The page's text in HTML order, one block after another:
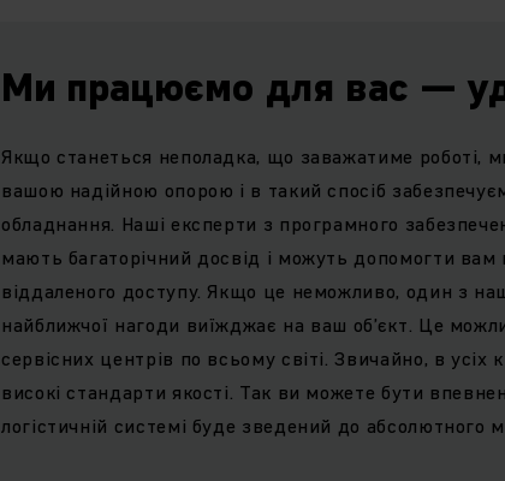
Ми працюємо для вас —
Якщо станеться неполадка, що заважатиме роботі,
вашою надійною опорою і в такий спосіб
обладнання. Наші експерти з програмного
мають багаторічний досвід і можуть допомогти
віддаленого доступу. Якщо це неможливо, один з
найближчої нагоди виїжджає на ваш об’єкт. Це
сервісних центрів по всьому світі. Звичайно, в усіх
високі стандарти якості. Так ви можете бути
логістичній системі буде зведений до абсолютного